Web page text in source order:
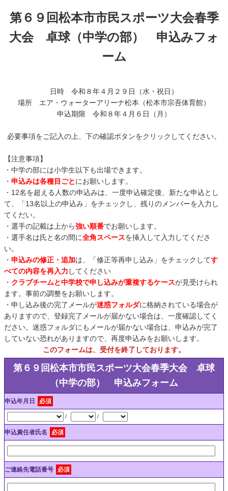
第６９回松本市市民スポーツ大会春季
大会 卓球（中学の部） 申込みフォ
ーム
日時 令和８年４月２９日（水・祝日）
場所 エア・ウォーターアリーナ松本（松本市宗吾体育館）
申込期限 令和８年４月６日（月）
必要事項をご記入の上、下の確認ボタンをクリックしてください。
【注意事項】
・中学の部には小学生以下も出場できます。
・ 申込みは各種目ごとにお願いします。
・12名を超える人数の申込みは、一度申込確定後、新たな申込とし
て、「13名以上の申込み」をチェックし、残りのメンバーを入力し
てくだい。
・選手の記載は上から強い順番でお願いします。
・選手名は氏と名の間に全角スペースを挿入して入力してくださ
い。
・ 申込みの修正・追加は、「修正等再申し込み」をチェックしてす
べての内容を再入力 してください
・ クラブチームと中学校で申し込みが重複するケースが見受けられ
ます。事前の調整をお願いします。
・申し込み後の完了メールが迷惑フォルダに格納されている場合が
ありますので、登録完了メールが届かない場合は、一度確認してく
ださい。迷惑フォルダにもメールが届かない場合は、申込みが完了
していない恐れがありますので、再度申込みをお願いします。
このフォームは、受付を終了しております。
第６９回松本市市民スポーツ大会春季大会 卓球
（中学の部） 申込みフォーム
申込年月日 必須
/ /
申込責任者氏名 必須
ご連絡先電話番号 必須